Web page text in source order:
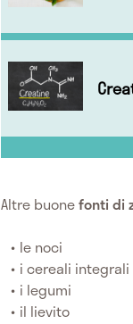
Altre buonefonti di
le noci
i cereali integrali
i legumi
il lievito